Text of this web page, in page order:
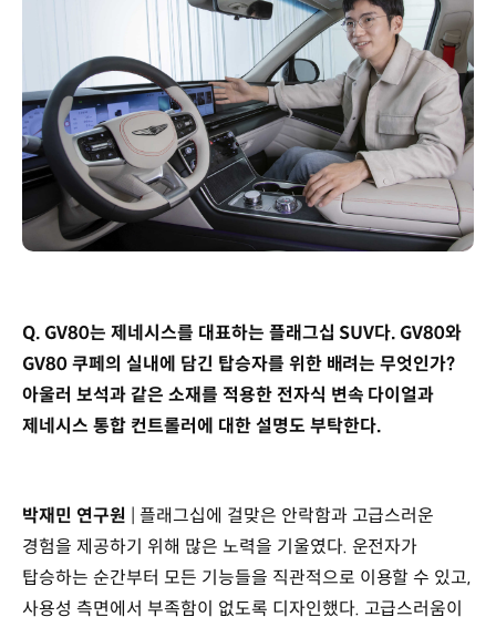
Q. GV80는 제네시스를 대표하는 플래그십 SUV다. GV80와
GV80 쿠페의 실내에 담긴 탑승자를 위한 배려는 무엇인가?
아울러 보석과 같은 소재를 적용한 전자식 변속 다이얼과
제네시스 통합 컨트롤러에 대한 설명도 부탁한다.
박재민 연구원
| 플래그십에 걸맞은 안락함과 고급스러운
경험을 제공하기 위해 많은 노력을 기울였다. 운전자가
탑승하는 순간부터 모든 기능들을 직관적으로 이용할 수 있고,
사용성 측면에서 부족함이 없도록 디자인했다. 고급스러움이